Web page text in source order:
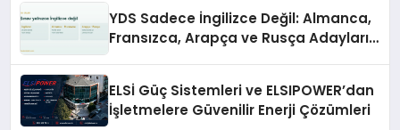
YDS Sadece İngilizce Değil: Almanca,
Fransızca, Arapça ve Rusça Adayları
ELSİ Güç Sistemleri ve ELSIPOWER’dan
İşletmelere Güvenilir Enerji Çözümleri